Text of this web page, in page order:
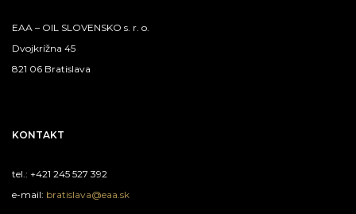
EAA – OIL SLOVENSKO s. r. o.
Dvojkrížna 45
821 06 Bratislava
KONTAKT
tel.: +421 245 527 392
e-mail: bratislava@eaa.sk